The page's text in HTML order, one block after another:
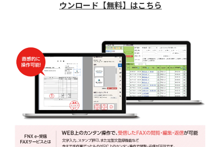
ウンロード【無料】はこちら